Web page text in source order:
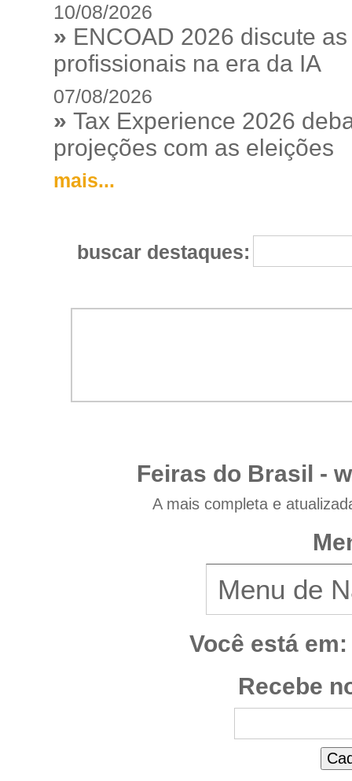
10/08/2026
» ENCOAD 2026 discute
profissionais na era da IA
07/08/2026
» Tax Experience 2026
projeções com as eleições
mais...
buscar destaques:
Feiras do Brasil -
A mais completa e
Você está em:
Recebe